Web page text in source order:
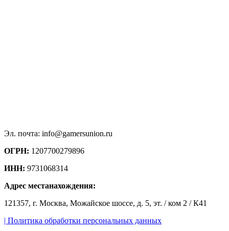
Эл. почта: info@gamersunion.ru
ОГРН: 1207700279896
ИНН: 9731068314
Адрес местанахождения:
121357, г. Москва, Можайское шоссе, д. 5, эт. / ком 2 / К41
| Политика обработки персональных данных